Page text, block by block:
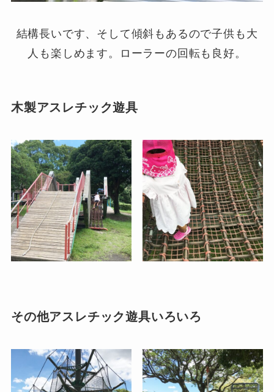
結構長いです、そして傾斜もあるので子供も大
人も楽しめます。ローラーの回転も良好。
木製アスレチック遊具
その他アスレチック遊具いろいろ